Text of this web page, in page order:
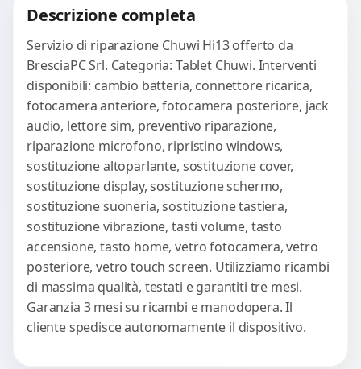
Descrizione completa
Servizio di riparazione Chuwi Hi13 offerto da
BresciaPC Srl. Categoria: Tablet Chuwi. Interventi
disponibili: cambio batteria, connettore ricarica,
fotocamera anteriore, fotocamera posteriore, jack
audio, lettore sim, preventivo riparazione,
riparazione microfono, ripristino windows,
sostituzione altoparlante, sostituzione cover,
sostituzione display, sostituzione schermo,
sostituzione suoneria, sostituzione tastiera,
sostituzione vibrazione, tasti volume, tasto
accensione, tasto home, vetro fotocamera, vetro
posteriore, vetro touch screen. Utilizziamo ricambi
di massima qualità, testati e garantiti tre mesi.
Garanzia 3 mesi su ricambi e manodopera. Il
cliente spedisce autonomamente il dispositivo.